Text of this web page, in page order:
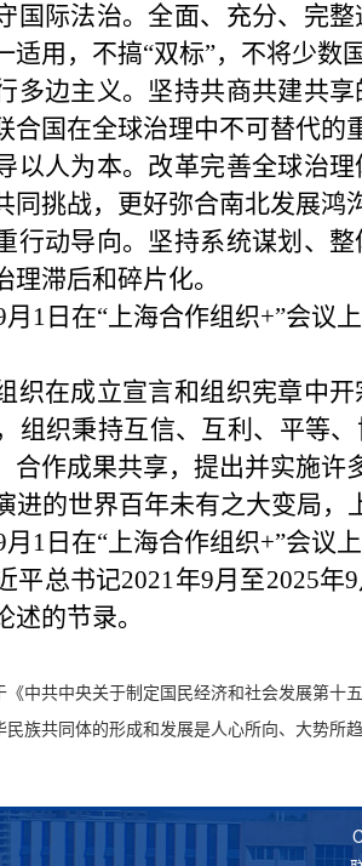
国际法治。全面、充分、完
适用，不搞“双标”，不将少数
多边主义。坚持共商共建共
合国在全球治理中不可替代的
以人为本。改革完善全球治
同挑战，更好弥合南北发展鸿
行动导向。坚持系统谋划、
理滞后和碎片化。
月1日在“上海合作组织+”会议
织在成立宣言和组织宪章中
组织秉持互信、互利、平等
合作成果共享，提出并实施
进的世界百年未有之大变局
月1日在“上海合作组织+”会议
平总书记2021年9月至2025年
述的节录。
《中共中央关于制定国民经济和社会发展第十
民族共同体的形成和发展是人心所向、大势所